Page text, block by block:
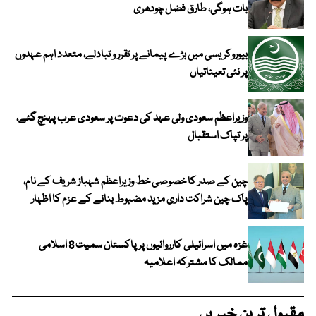
بات ہوگی، طارق فضل چودھری
بیوروکریسی میں بڑے پیمانے پر تقرر و تبادلے، متعدد اہم عہدوں
پر نئی تعیناتیاں
وزیراعظم سعودی ولی عہد کی دعوت پر سعودی عرب پہنچ گئے،
پر تپاک استقبال
چین کے صدر کا خصوصی خط وزیراعظم شہباز شریف کے نام،
پاک چین شراکت داری مزید مضبوط بنانے کے عزم کا اظہار
غزہ میں اسرائیلی کارروائیوں پر پاکستان سمیت 8 اسلامی
ممالک کا مشترکہ اعلامیہ